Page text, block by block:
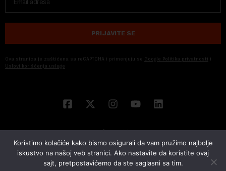
PRIJAVITE SE
Ova stranica je zaštićena sa reCAPTCHA i primenjuju se Google Politika privatnosti i
Uslovi korišćenja usluge
Koristimo kolačiće kako bismo osigurali da vam pružimo najbolje
iskustvo na našoj veb stranici. Ako nastavite da koristite ovaj
sajt, pretpostavićemo da ste saglasni sa tim.